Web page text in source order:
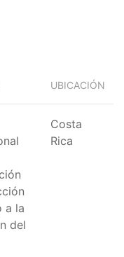
UBICACIÓN
a la
del
Costa
Rica